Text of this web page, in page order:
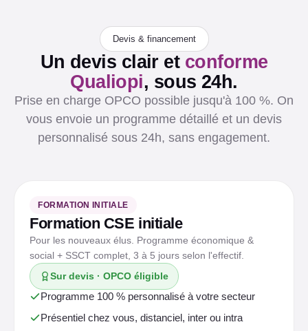
Devis & financement
Un devis clair et conforme
Qualiopi, sous 24h.
Prise en charge OPCO possible jusqu'à 100 %. On
vous envoie un programme détaillé et un devis
personnalisé sous 24h, sans engagement.
FORMATION INITIALE
Formation CSE initiale
Pour les nouveaux élus. Programme économique &
social + SSCT complet, 3 à 5 jours selon l'effectif.
Sur devis · OPCO éligible
Programme 100 % personnalisé à votre secteur
Présentiel chez vous, distanciel, inter ou intra